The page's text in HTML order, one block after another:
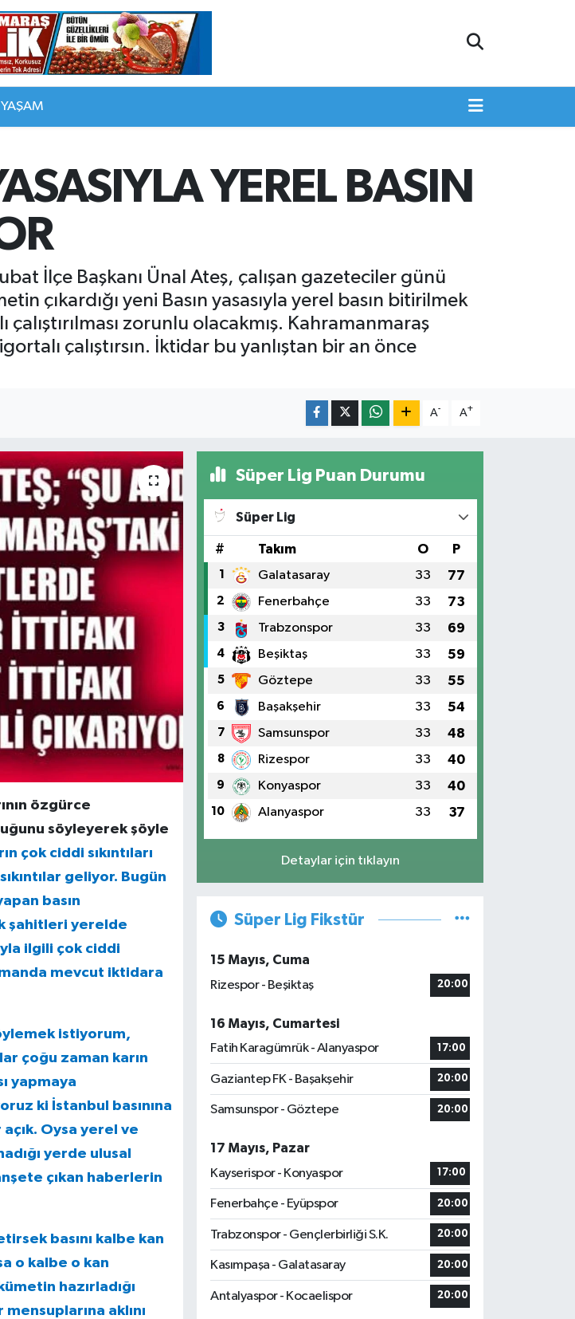
YAŞAM
YEREL BASIN
İlçe Başkanı Ünal Ateş, çalışan gazeteciler günü
çıkardığı yeni Basın yasasıyla yerel basın bitirilmek
zorunlu olacakmış. Kahramanmaraş
çalıştırsın. İktidar bu yanlıştan bir an önce
A- A+
özgürce
söyleyerek şöyle
çok ciddi sıkıntıları
geliyor. Bugün
basın
şahitleri yerelde
ilgili çok ciddi
mevcut iktidara
istiyorum,
çoğu zaman karın
yapmaya
ki İstanbul basınına
Oysa yerel ve
yerde ulusal
çıkan haberlerin
basını kalbe kan
o kalbe o kan
hazırladığı
aklını
Süper Lig Puan Durumu
Süper Lig
# Takım O P
1 Galatasaray 33 77
2 Fenerbahçe 33 73
3 Trabzonspor 33 69
4 Beşiktaş 33 59
5 Göztepe 33 55
6 Başakşehir 33 54
7 Samsunspor 33 48
8 Rizespor 33 40
9 Konyaspor 33 40
10 Alanyaspor 33 37
Detaylar için tıklayın
Süper Lig Fikstür
15 Mayıs, Cuma
Rizespor - Beşiktaş
20:00
16 Mayıs, Cumartesi
Fatih Karagümrük - Alanyaspor
17:00
Gaziantep FK - Başakşehir 20:00
Samsunspor - Göztepe 20:00
17 Mayıs, Pazar
Kayserispor - Konyaspor
17:00
Fenerbahçe - Eyüpspor 20:00
Trabzonspor - Gençlerbirliği S.K. 20:00
Kasımpaşa - Galatasaray 20:00
Antalyaspor - Kocaelispor 20:00